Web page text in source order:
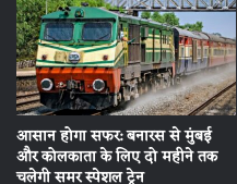
आसान होगा सफर: बनारस से मुंबई
और कोलकाता के लिए दो महीने तक
चलेगी समर स्पेशल ट्रेन